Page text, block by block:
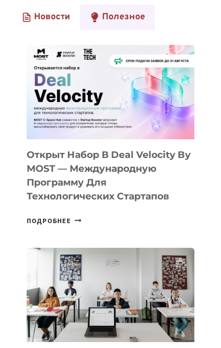
Новости Полезное
Открыт Набор В Deal Velocity By
MOST — Международную
Программу Для
Технологических Стартапов
ПОДРОБНЕЕ ОТКРЫТ
DEAL
VELOCITY
BY
MOST
—
МЕЖДУНАРОДНУЮ
ПРОГРАММУ
ДЛЯ